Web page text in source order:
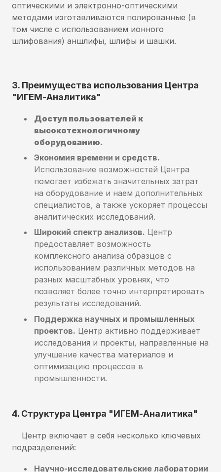
оптическими и электронно-оптическими
методами изготавливаются полированные (в
том числе с использованием ионного
шлифования) аншлифы, шлифы и шашки.
3. Преимущества использования Центра
"ИГЕМ-Аналитика"
Доступ пользователей к
высокотехнологичному
оборудованию.
Экономия времени и средств.
Использование возможностей Центра
помогает избежать значительных затрат
на оборудование и наем дополнительных
специалистов, а также ускоряет процессы
аналитических исследований.
Широкий спектр анализов. Центр
предоставляет возможность
комплексного анализа образцов с
использованием различных методов на
разных масштабных уровнях, что
позволяет более точно интерпретировать
результаты исследований.
Поддержка научных и промышленных
проектов. Центр активно поддерживает
исследования и проекты, направленные на
улучшение качества материалов и
оптимизацию процессов в
промышленности.
4. Структура Центра "ИГЕМ-Аналитика"
Центр включает в себя несколько ключевых
подразделений:
Научно-исследовательские лаборатории